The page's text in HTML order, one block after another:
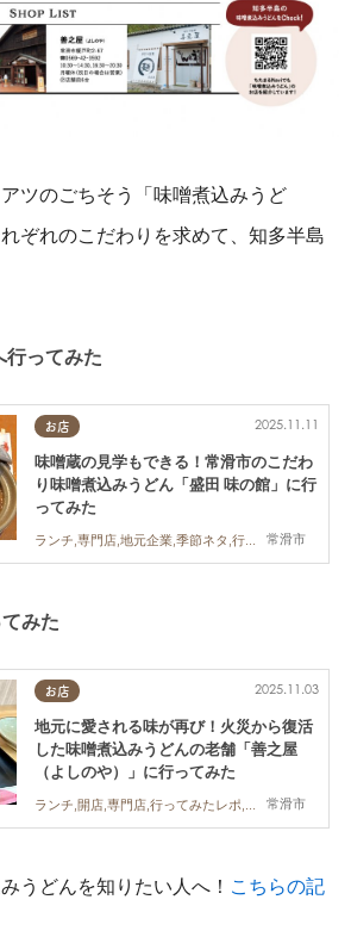
ツのごちそう「味噌煮込みうど
ぞれのこだわりを求めて、知多半島
行ってみた
お店
常滑市
2025.11.11
味噌蔵の見学もできる！常滑市のこだわ
り味噌煮込みうどん「盛田 味の館」に行
ってみた
ランチ,専門店,地元企業,季節ネタ,行ってみたレポ,夫婦,家族
みた
お店
常滑市
2025.11.03
地元に愛される味が再び！火災から復活
した味噌煮込みうどんの老舗「善之屋
（よしのや）」に行ってみた
うどんを知りたい人へ！ こちらの記